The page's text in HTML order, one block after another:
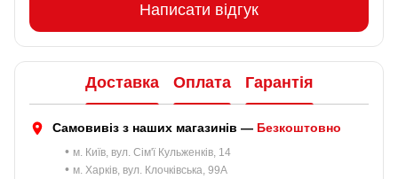
Написати відгук
Доставка Оплата Гарантія
Самовивіз з наших магазинів — Безкоштовно
• м. Київ, вул. Сім'ї Кульженків, 14
• м. Харків, вул. Клочківська, 99A